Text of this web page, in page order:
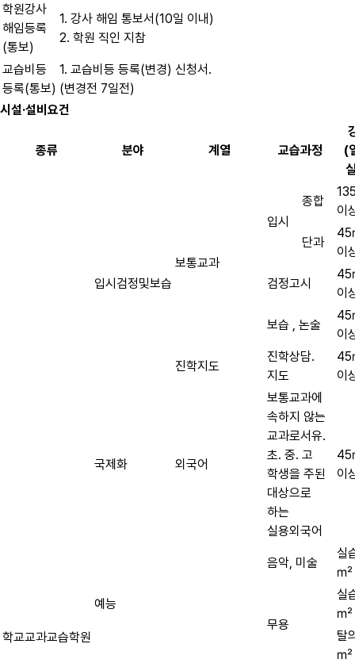
학원강사
해임등록
(통보)
1. 강사 해임 통보서(10일 이내)
2. 학원 직인 지참
교습비등
등록(통보)
1. 교습비등 등록(변경) 신청서.
(변경전 7일전)
시설·설비요건
종류 분야 계열 교습과정
(
학교교과교습학원
입시검정및보습
보통교과
입시
종합
이
단과
이
검정고시
이
보습 , 논술
이
진학지도
진학상담.
지도
이
국제화 외국어
보통교과에
속하지 않는
교과로서유.
초. 중. 고
학생을 주된
대상으로
하는
실용외국어
이
예능
음악, 미술
실
㎡
무용
실
㎡
탈
㎡